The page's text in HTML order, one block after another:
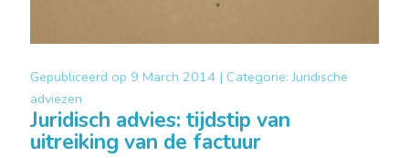
Gepubliceerd op 9 March 2014 | Categorie:Juridische
adviezen
Juridisch advies: tijdstip van
uitreiking van de factuur